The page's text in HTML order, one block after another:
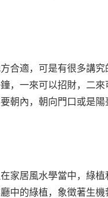
合適，可是有很多講
，一來可以招財，二
朝內，朝向門口或是
家居風水學當中，綠
中的綠植，象徵著生